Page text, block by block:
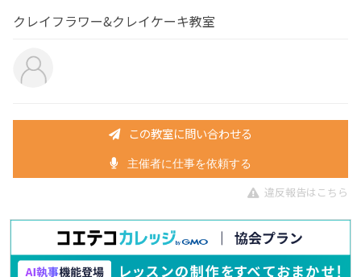
クレイフラワー&クレイケーキ教室
この教室に問い合わせる
主催者に仕事を依頼する
違反報告はこちら